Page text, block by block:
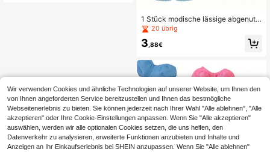
1 Stück modische lässige abgenutz
te Schuhe für 18-Zoll-Puppen, in m
ehreren Farben erhältlich, lässiger S
til, erfüllt die Bedürfnisse für reiche
eeignet für tägliche Puppenkleidun
gswechsel und Präsentation, Puppe
nsammlung, modische Partyoutfits f
ür Puppen, Sammlungspräsentation
und Rollenspiel-Zubehördekoration
20 übrig
3 ,88€
Wir verwenden Cookies und ähnliche Technologien auf unserer Website, um Ihnen den
von Ihnen angeforderten Service bereitzustellen und Ihnen das bestmögliche
Webseitenerlebnis zu bieten. Sie können jederzeit nach Ihrer Wahl "Alle ablehnen", "Alle
akzeptieren" oder Ihre Cookie-Einstellungen anpassen. Wenn Sie "Alle akzeptieren"
auswählen, werden wir alle optionalen Cookies setzen, die uns helfen, den
Datenverkehr zu analysieren, erweiterte Funktionen anzubieten und Inhalte und
Anzeigen an Ihr Einkaufserlebnis bei SHEIN anzupassen. Wenn Sie "Alle ablehnen"